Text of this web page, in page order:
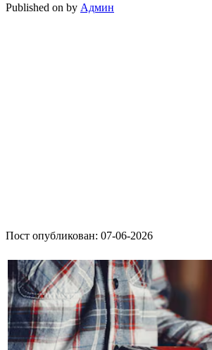
Published on by Админ
Пост опубликован: 07-06-2026